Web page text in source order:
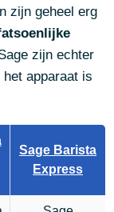
zijn geheel erg
zijn echter
apparaat is
Sage Barista
Express